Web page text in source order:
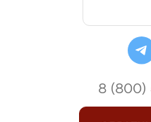
8 (800)